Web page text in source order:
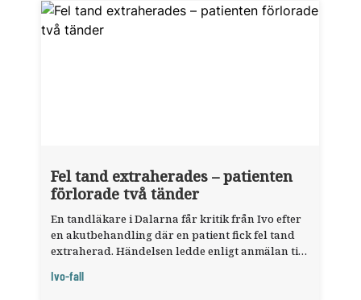
Fel tand extraherades – patienten
förlorade två tänder
En tandläkare i Dalarna får kritik från Ivo efter
en akut­behandling där en patient fick fel tand
extraherad. Händelsen ledde enligt anmälan till
en tand.
Ivo-fall